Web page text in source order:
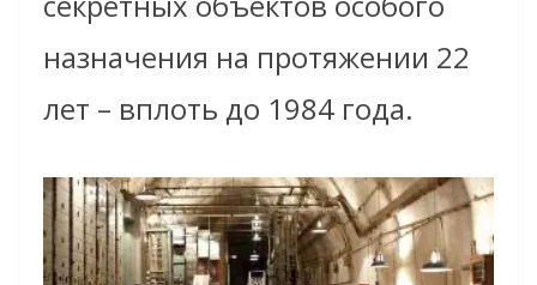
назначения на протяжении 22
лет – вплоть до 1984 года.